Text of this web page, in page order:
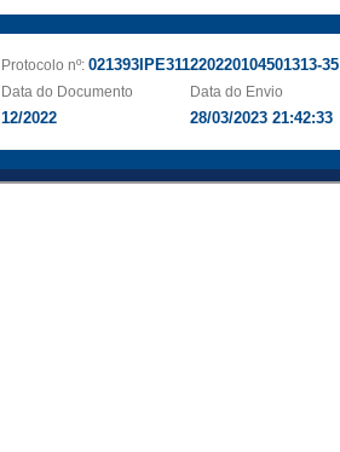
Protocolo nº: 021393IPE311220220104501313-35
Data do Documento
12/2022
Data do Envio
28/03/2023 21:42:33